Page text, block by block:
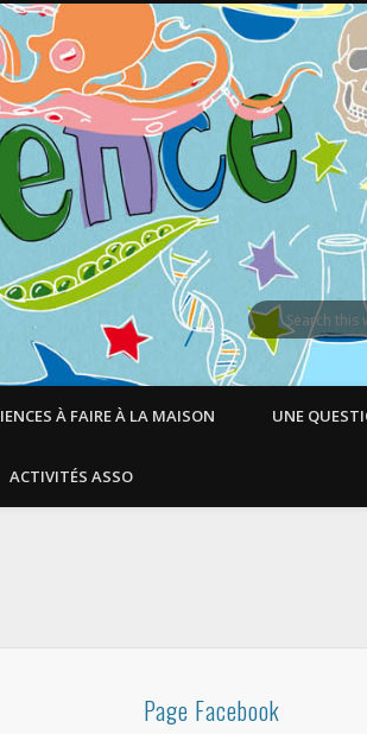
À FAIRE À LA MAISON UNE
ACTIVITÉS ASSO
Page Facebook